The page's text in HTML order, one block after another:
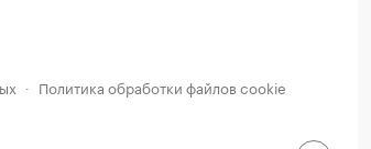
· Политика обработки файлов cookie